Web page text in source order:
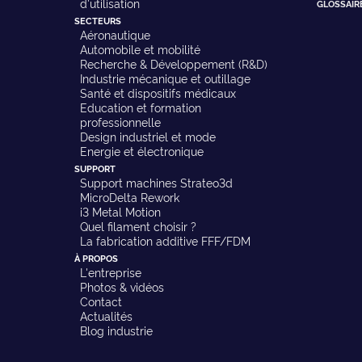
SECTEURS
Aéronautique
Automobile et mobilité
Recherche & Développement (R&D)
Industrie mécanique et outillage
Santé et dispositifs médicaux
Education et formation
professionnelle
Design industriel et mode
Energie et électronique
SUPPORT
Support machines Strateo3d
MicroDelta Rework
i3 Metal Motion
Quel filament choisir ?
La fabrication additive FFF/FDM
À PROPOS
L'entreprise
Photos & vidéos
Contact
Actualités
Blog industrie